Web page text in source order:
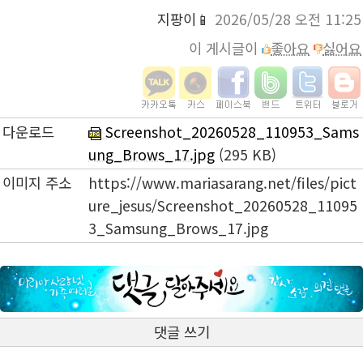
지팡이📱 2026/05/28 오전 11:25
이 게시글이
좋아요 싫어요
다운로드
Screenshot_20260528_110953_Sams
ung_Brows_17.jpg (295 KB)
이미지 주소
https://www.mariasarang.net/files/pict
ure_jesus/Screenshot_20260528_11095
3_Samsung_Brows_17.jpg
댓글 쓰기